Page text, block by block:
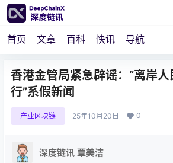
首页 文章 百科 快讯 导航
香港金管局紧急辟谣：“离岸
行”系假新闻
产业区块链 25年10月20日 0
深度链讯 覃美洁